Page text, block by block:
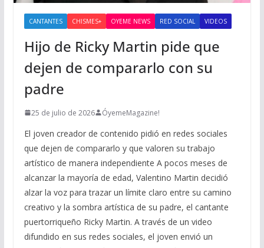
CANTANTES CHISMES+ OYEME NEWS RED SOCIAL VIDEOS
Hijo de Ricky Martin pide que
dejen de compararlo con su
padre
25 de julio de 2026 ÓyemeMagazine!
El joven creador de contenido pidió en redes sociales
que dejen de compararlo y que valoren su trabajo
artístico de manera independiente A pocos meses de
alcanzar la mayoría de edad, Valentino Martin decidió
alzar la voz para trazar un límite claro entre su camino
creativo y la sombra artística de su padre, el cantante
puertorriqueño Ricky Martin. A través de un video
difundido en sus redes sociales, el joven envió un